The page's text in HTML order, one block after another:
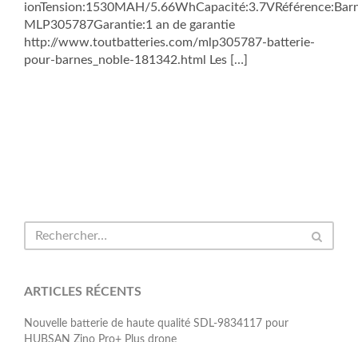
ionTension:1530MAH/
MLP305787Garantie:1 an de garantie
http://www.toutbatteries.com/mlp305787-batterie-
pour-barnes_noble-181342.html Les […]
ARTICLES RÉCENTS
Nouvelle batterie de haute qualité SDL-9834117 pour